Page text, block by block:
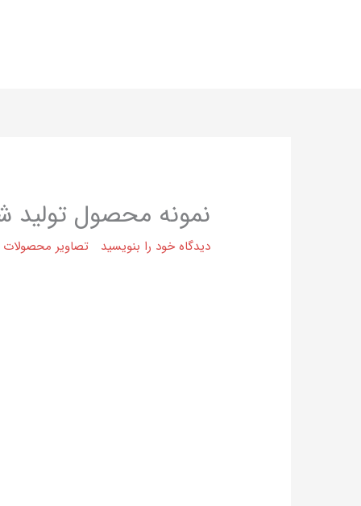
نمونه محصول تولید
دیدگاه‌ خود را بنویسید تصاویر محصولات